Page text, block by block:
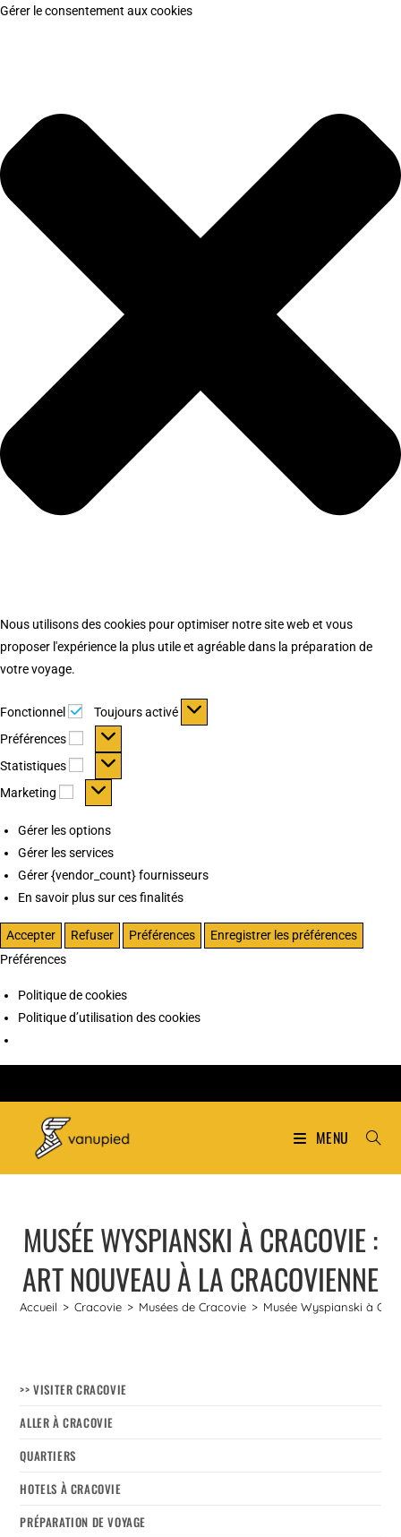
Gérer le consentement aux cookies
Nous utilisons des cookies pour optimiser notre site web et vous
proposer l'expérience la plus utile et agréable dans la préparation de
votre voyage.
Fonctionnel Fonctionnel
Toujours activé
Préférences
Préférences
Statistiques Statistiques
Marketing Marketing
Gérer les options
Gérer les services
Gérer {vendor_count} fournisseurs
En savoir plus sur ces finalités
Accepter Refuser Préférences
Enregistrer les préférences
Préférences
Politique de cookies
Politique d’utilisation des cookies
MENU
MUSÉE WYSPIANSKI À CRACOVIE :
ART NOUVEAU À LA CRACOVIENNE
Accueil > Cracovie > Musées de Cracovie > Musée Wyspianski à
>> VISITER CRACOVIE
ALLER À CRACOVIE
QUARTIERS
HOTELS À CRACOVIE
PRÉPARATION DE VOYAGE